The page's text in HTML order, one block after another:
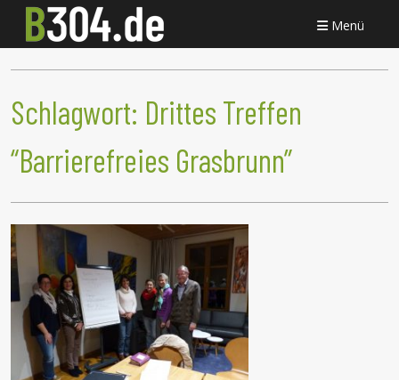
Menü
Schlagwort: Drittes Treffen
“Barrierefreies Grasbrunn”